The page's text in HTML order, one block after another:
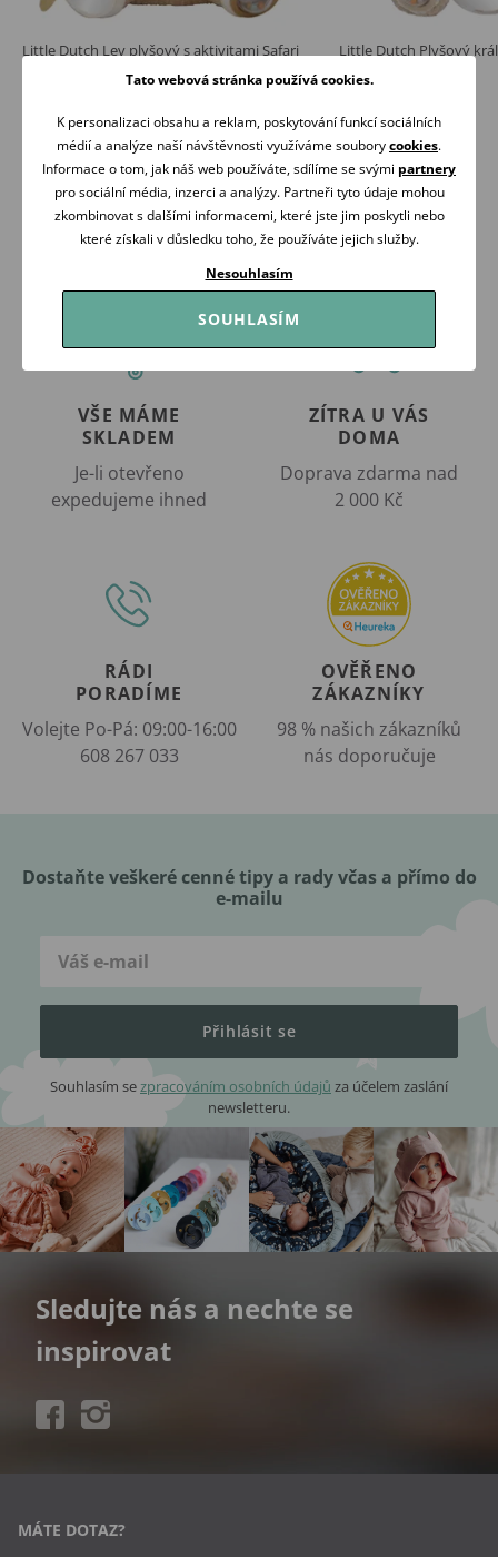
Little Dutch Lev plyšový s aktivitami Safari
Skladem
Koupit
Little Dutch Plyšový
549 Kč
Skladem
Koupit
VŠE MÁME
SKLADEM
Je-li otevřeno
expedujeme ihned
ZÍTRA U VÁS
DOMA
Doprava zdarma nad
2 000 Kč
RÁDI
PORADÍME
Volejte Po-Pá: 09:00-16:00
608 267 033
OVĚŘENO
ZÁKAZNÍKY
98 % našich zákazníků
nás doporučuje
Dostaňte veškeré cenné tipy a rady včas a přímo do
e-mailu
Přihlásit se
Souhlasím sezpracováním osobních údajů za účelem zaslání
newsletteru.
Sledujte nás a nechte se
inspirovat
MÁTE DOTAZ?
Tato webová stránka používá cookies.
K personalizaci obsahu a reklam, poskytování funkcí sociálních
médií a analýze naší návštěvnosti využíváme souborycookies.
Informace o tom, jak náš web používáte, sdílíme se svými partnery
pro sociální média, inzerci a analýzy. Partneři tyto údaje mohou
zkombinovat s dalšími informacemi, které jste jim poskytli nebo
které získali v důsledku toho, že používáte jejich služby.
Nesouhlasím
SOUHLASÍM